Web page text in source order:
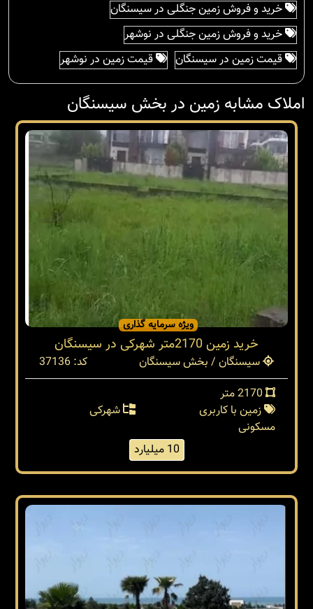
خرید و فروش زمین جنگلی در سیسنگان
خرید و فروش زمین جنگلی در نوشهر
قیمت زمین در سیسنگان
قیمت زمین در نوشهر
املاک مشابه زمین در بخش سیسنگان
ویژه سرمایه گذاری
خرید زمین 2170متر شهرکی در سیسنگان
سیسنگان / بخش سیسنگان
کد: 37136
زمین با کاربری
مسکونی
شهرکی
10 میلیارد